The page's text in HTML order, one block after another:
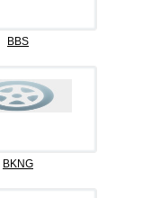
BBS
BKNG